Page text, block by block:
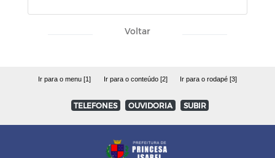
Voltar
Ir para o menu [1] Ir para o conteúdo [2] Ir para o rodapé [3]
TELEFONES OUVIDORIA SUBIR